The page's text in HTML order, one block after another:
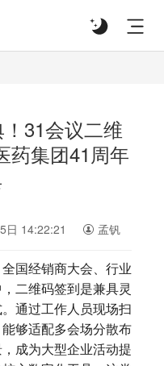
31会议二维
药集团41周年
日 14:22:21 孟钒
国经销商大会、行业
二维码签到是兼具灵
通过工作人员现场扫
够适配多会场分散布
成为大型企业活动提